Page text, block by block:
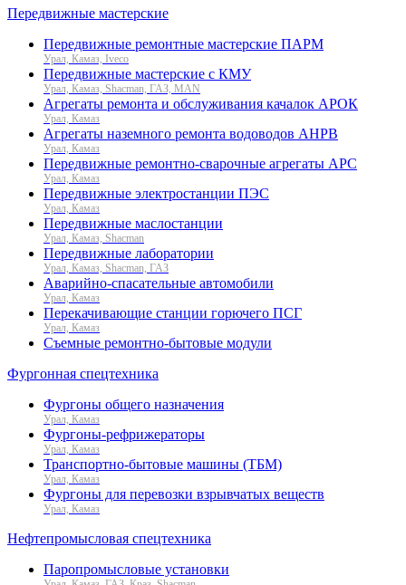
Передвижные мастерские
Передвижные ремонтные мастерские ПАРМ
Урал, Камаз, Iveco
Передвижные мастерские с КМУ
Урал, Камаз, Shacman, ГАЗ, MAN
Агрегаты ремонта и обслуживания качалок АРОК
Урал, Камаз
Агрегаты наземного ремонта водоводов АНРВ
Урал, Камаз
Передвижные ремонтно-сварочные агрегаты АРС
Урал, Камаз
Передвижные электростанции ПЭС
Урал, Камаз
Передвижные маслостанции
Урал, Камаз, Shacman
Передвижные лаборатории
Урал, Камаз, Shacman, ГАЗ
Аварийно-спасательные автомобили
Урал, Камаз
Перекачивающие станции горючего ПСГ
Урал, Камаз
Съемные ремонтно-бытовые модули
Фургонная спецтехника
Фургоны общего назначения
Урал, Камаз
Фургоны-рефрижераторы
Урал, Камаз
Транспортно-бытовые машины (ТБМ)
Урал, Камаз
Фургоны для перевозки взрывчатых веществ
Урал, Камаз
Нефтепромысловая спецтехника
Паропромысловые установки